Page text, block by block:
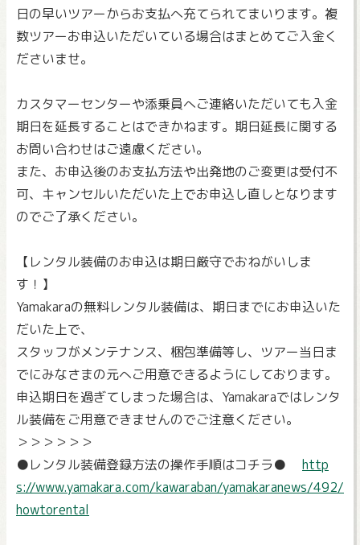
日の早いツアーからお支払へ充てられてまいります。複
数ツアーお申込いただいている場合はまとめてご入金く
ださいませ。
カスタマーセンターや添乗員へご連絡いただいても入金
期日を延長することはできかねます。期日延長に関する
お問い合わせはご遠慮ください。
また、お申込後のお支払方法や出発地のご変更は受付不
可、キャンセルいただいた上でお申込し直しとなります
のでご了承ください。
【レンタル装備のお申込は期日厳守でおねがいしま
す！】
Yamakaraの無料レンタル装備は、期日までにお申込いた
だいた上で、
スタッフがメンテナンス、梱包準備等し、ツアー当日ま
でにみなさまの元へご用意できるようにしております。
申込期日を過ぎてしまった場合は、Yamakaraではレンタ
ル装備をご用意できませんのでご注意ください。
＞＞＞＞＞＞
●レンタル装備登録方法の操作手順はコチラ● http
s://www.yamakara.com/kawaraban/yamakaranews/492/
howtorental